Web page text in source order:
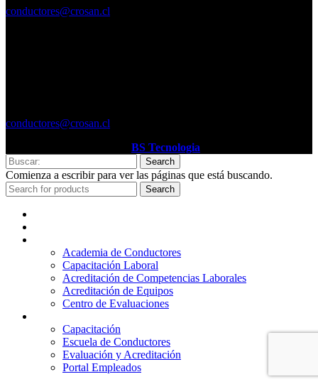
conductores@crosan.cl
conductores@crosan.cl
BS Tecnologia
Search
Comienza a escribir para ver las páginas que está buscando.
Search
Academia de Conductores
Capacitación Laboral
Acreditación de Competencias Laborales
Acreditación de Equipos
Centro de Evaluaciones
Capacitación
Escuela de Conductores
Evaluación y Acreditación
Portal Empleados